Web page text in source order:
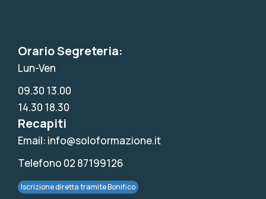
Orario Segreteria:
Lun-Ven
09.30 13.00
14.30 18.30
Recapiti
Email: info@soloformazione.it
Telefono 02 87199126
Iscrizione diretta tramite Bonifico